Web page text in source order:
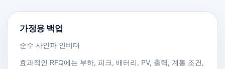
가정용 백업
순수 사인파 인버터
효과적인 RFQ에는 부하, 피크, 배터리, PV, 출력, 계통 조건,